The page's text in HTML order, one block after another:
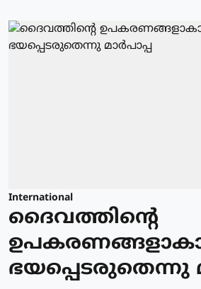
International
ദൈവത്തിന്റെ
ഭയപ്പെടരുതെന്നു